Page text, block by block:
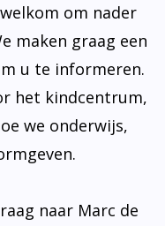
om nader
maken graag een
u te informeren.
het kindcentrum,
we onderwijs,
naar Marc de